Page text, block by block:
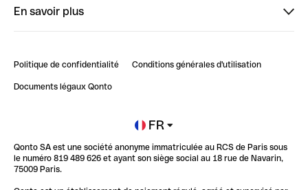
ClubQonto
Impact de l'IA sur les carrières/productivité
En savoir plus
Blog
Newsroom
Glossaire finance
Politique de confidentialité Conditions générales d'utilisation
Documents légaux Qonto
FR
Qonto SA est une société anonyme immatriculée au RCS de Paris sous
le numéro 819 489 626 et ayant son siège social au 18 rue de Navarin,
75009 Paris.